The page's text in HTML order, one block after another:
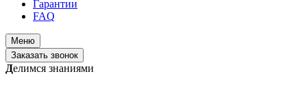
Гарантии
FAQ
Меню
Заказать звонок
Делимся знаниями